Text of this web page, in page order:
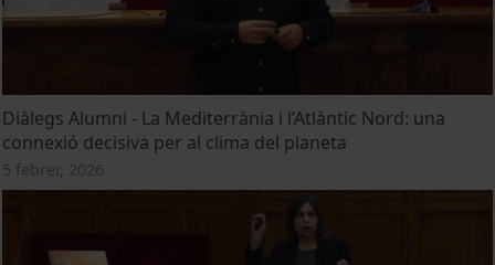
Diàlegs Alumni - La Mediterrània i l’Atlàntic Nord: una
connexió decisiva per al clima del planeta
5 febrer, 2026